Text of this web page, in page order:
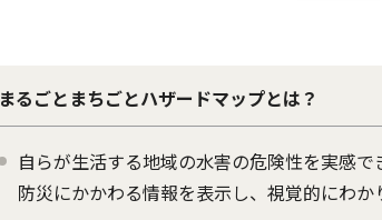
まるごとまちごとハザードマップとは？
自らが生活する地域の水害の危険性を実感
防災にかかわる情報を表示し、視覚的にわか